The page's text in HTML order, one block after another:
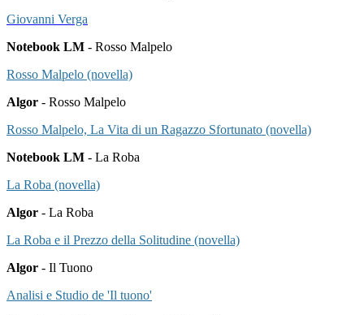
Giovanni Verga
Notebook LM - Rosso Malpelo
Rosso Malpelo (novella)
Algor - Rosso Malpelo
Rosso Malpelo, La Vita di un Ragazzo Sfortunato (novella)
Notebook LM - La Roba
La Roba (novella)
Algor - La Roba
La Roba e il Prezzo della Solitudine (novella)
Algor - Il Tuono
Analisi e Studio de 'Il tuono'